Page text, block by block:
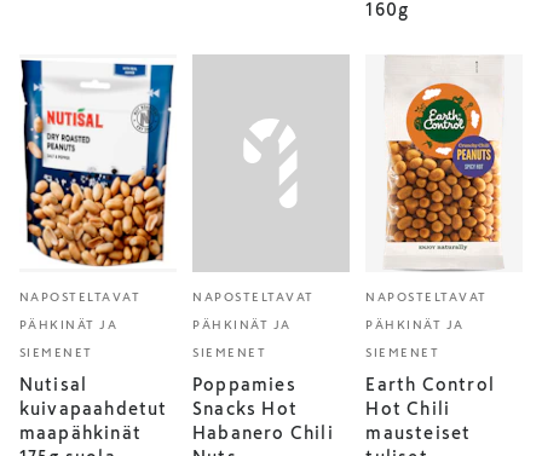
160g
NAPOSTELTAVAT
PÄHKINÄT JA
SIEMENET
Nutisal
kuivapaahdetut
maapähkinät
NAPOSTELTAVAT
PÄHKINÄT JA
SIEMENET
Poppamies
Snacks Hot
Habanero Chili
NAPOSTELTAVAT
PÄHKINÄT JA
SIEMENET
Earth Control
Hot Chili
mausteiset